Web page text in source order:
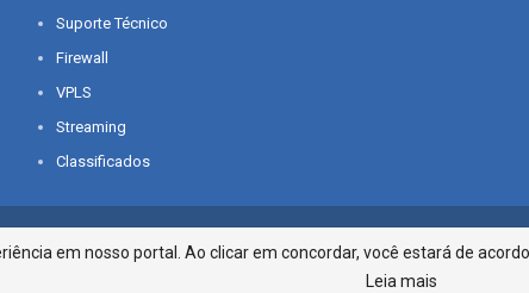
Suporte Técnico
Firewall
VPLS
Streaming
Classificados
reservados.
Infonet - Rua
em nosso portal. Ao clicar em concordar, você estará de
Leia mais